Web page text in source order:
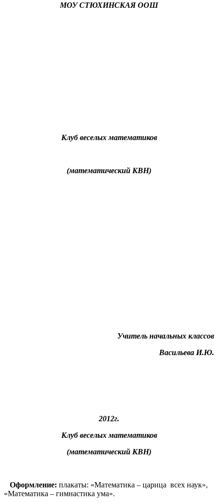
МОУ СТЮХИНСКАЯ ООШ
Клуб веселых математиков
(математический КВН)
Учитель начальных классов
Васильева И.Ю.
2012г.
Клуб веселых математиков
(математический КВН)
Оформление: плакаты: «Математика – царица всех наук»,
«Математика – гимнастика ума».